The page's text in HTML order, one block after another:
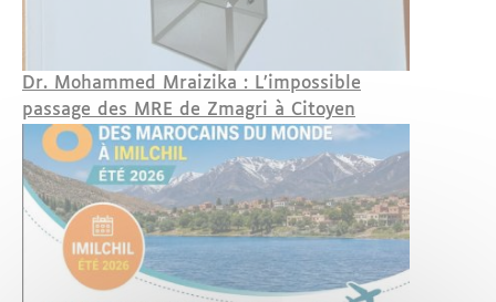
Dr. Mohammed Mraizika : L’impossible
passage des MRE de Zmagri à Citoyen